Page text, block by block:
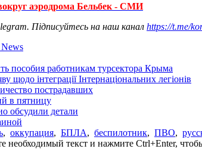
аэродрома Бельбек - СМИ
Підписуйтесь на наш канал https://t.me/
пособия работникам турсектора Крыма
щодо інтеграції Інтернаціональних легіонів
пострадавших
в пятницу
обсудили детали
, оккупация, БПЛА, беспилотник, ПВО,
необходимый текст и нажмите Ctrl+Enter,